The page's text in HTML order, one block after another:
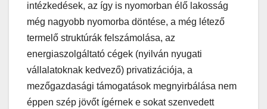
intézkedések, az így is nyomorban élő lakosság
még nagyobb nyomorba döntése, a még létező
termelő struktúrák felszámolása, az
energiaszolgáltató cégek (nyilván nyugati
vállalatoknak kedvező) privatizációja, a
mezőgazdasági támogatások megnyirbálása nem
éppen szép jövőt ígérnek e sokat szenvedett